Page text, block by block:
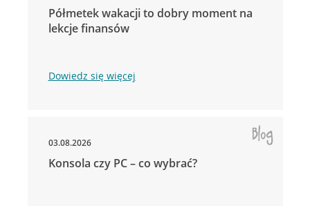
Półmetek wakacji to dobry moment na
lekcje finansów
Dowiedz się więcej
03.08.2026
Konsola czy PC – co wybrać?